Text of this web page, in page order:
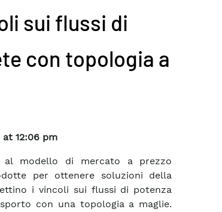
sui flussi di
con topologia a
12:06 pm
modello di mercato a prezzo
per ottenere soluzioni della
i vincoli sui flussi di potenza
con una topologia a maglie.